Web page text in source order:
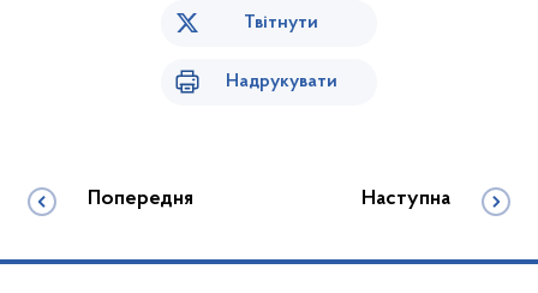
Твітнути
Надрукувати
Попередня Наступна